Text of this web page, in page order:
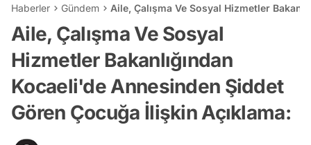
Haberler Gündem Aile, Çalışma Ve Sosyal Hizmetler
Aile, Çalışma Ve Sosyal
Hizmetler Bakanlığından
Kocaeli'de Annesinden Şiddet
Gören Çocuğa İlişkin Açıklama: